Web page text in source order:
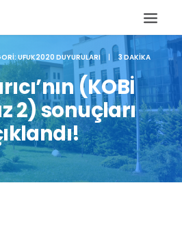
UFUK2020 DUYURULARI | 3 DAKIKA
(KOBİ
2) sonuçları